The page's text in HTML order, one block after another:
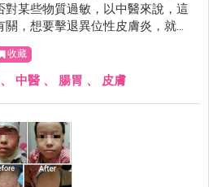
某些物質過敏，以中醫來說，這
，想要擊退異位性皮膚炎，就要
張近日診療的一名小男童，經過3
改善許多。
收藏
、 中醫 、 腸胃 、 皮膚